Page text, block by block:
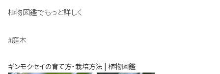
植物図鑑でもっと詳しく
#庭木
ギンモクセイの育て方・栽培方法 | 植物図鑑